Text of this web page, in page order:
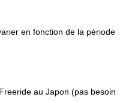
stations... des joyaux
petit village avec un accès
en fonction de la période
au Japon (pas besoin